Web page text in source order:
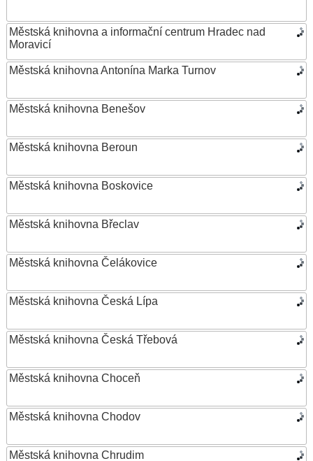
Městská knihovna a informační centrum Hradec nad
Moravicí
Městská knihovna Antonína Marka Turnov
Městská knihovna Benešov
Městská knihovna Beroun
Městská knihovna Boskovice
Městská knihovna Břeclav
Městská knihovna Čelákovice
Městská knihovna Česká Lípa
Městská knihovna Česká Třebová
Městská knihovna Choceň
Městská knihovna Chodov
Městská knihovna Chrudim